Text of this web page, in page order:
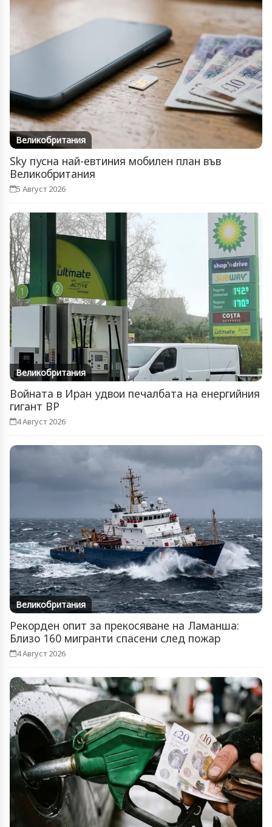
Великобритания
Sky пусна най-евтиния мобилен план във
Великобритания
5 Август 2026
Великобритания
Войната в Иран удвои печалбата на енергийния
гигант BP
4 Август 2026
Великобритания
Рекорден опит за прекосяване на Ламанша:
Близо 160 мигранти спасени след пожар
4 Август 2026